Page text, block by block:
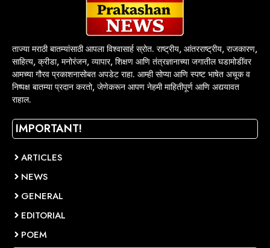
ताज्या मराठी बातम्यांसाठी आपला विश्वासार्ह स्रोत. राष्ट्रीय, आंतरराष्ट्रीय, राजकारण,
साहित्य, क्रीडा, मनोरंजन, व्यापार, शिक्षण आणि तंत्रज्ञानाच्या जगातील घडामोडींवर
आमच्या गौरव प्रकाशनासोबत अपडेट राहा. आम्ही सोप्या आणि स्पष्ट भाषेत अचूक व
निष्पक्ष बातम्या प्रदान करतो, जेणेकरून आपण नेहमी माहितीपूर्ण आणि अद्ययावत
राहाल.
IMPORTANT!
ARTICLES
NEWS
GENERAL
EDITORIAL
POEM